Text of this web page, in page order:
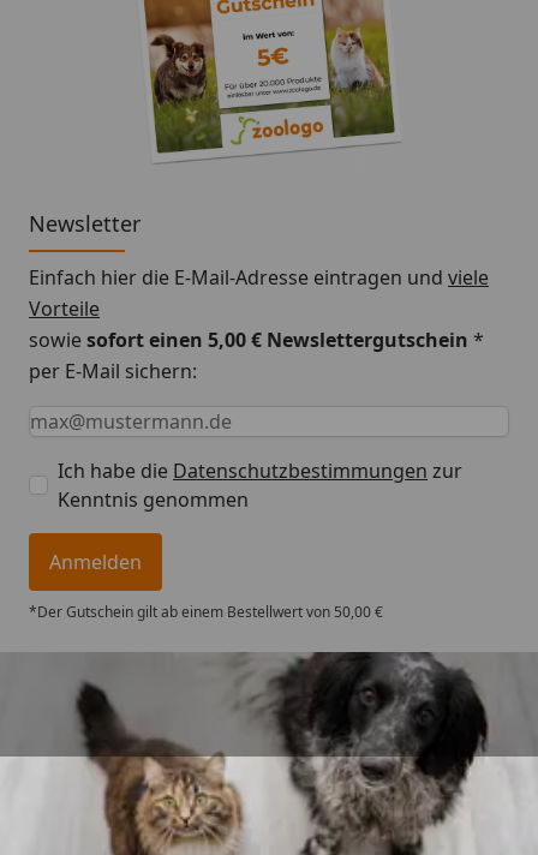
Newsletter
Einfach hier die E-Mail-Adresse eintragen und viele
Vorteile
sowiesofort einen 5,00 € Newslettergutschein *
per E-Mail sichern:
Keine Eingabe erforderlich
Eingabe erforderlich
E-Mail *
Ich habe die Datenschutzbestimmungen zur
Kenntnis genommen
Anmelden
*Der Gutschein gilt ab einem Bestellwert von 50,00 €
Trusted Shops
4,74/ 5